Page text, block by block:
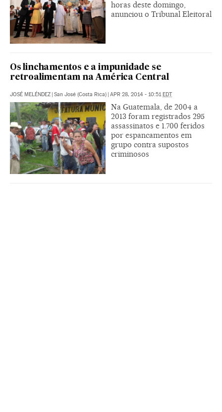
horas deste domingo,
anunciou o Tribunal Eleitoral
Os linchamentos e a impunidade se
retroalimentam na América Central
JOSÉ MELÉNDEZ | San José (Costa Rica) | APR 28, 2014 - 10:51EDT
Na Guatemala, de 2004 a
2013 foram registrados 295
assassinatos e 1.700 feridos
por espancamentos em
grupo contra supostos
criminosos